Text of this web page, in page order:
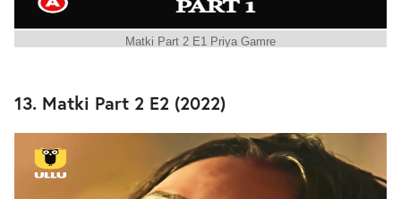
Matki Part 2 E1 Priya Gamre
13. Matki Part 2 E2 (2022)